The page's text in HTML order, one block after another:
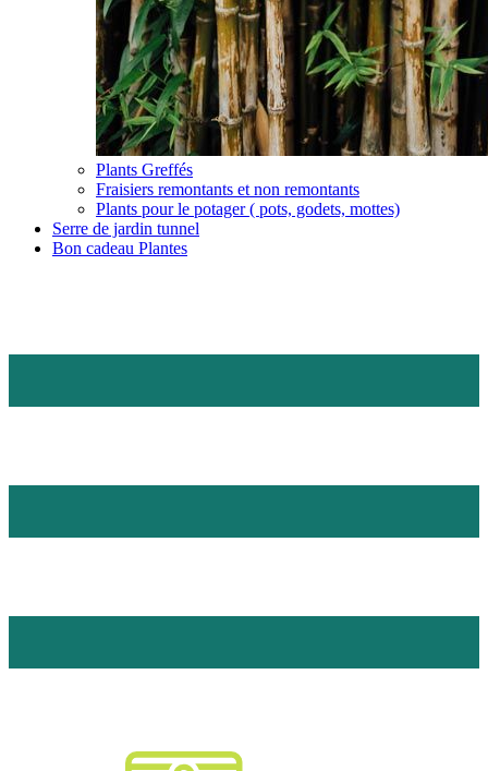
Plants Greffés
Fraisiers remontants et non remontants
Plants pour le potager ( pots, godets, mottes)
Serre de jardin tunnel
Bon cadeau Plantes